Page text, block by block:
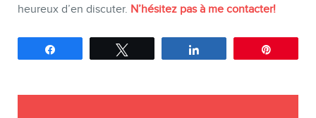
heureux d’en discuter. N’hésitez pas à me contacter!